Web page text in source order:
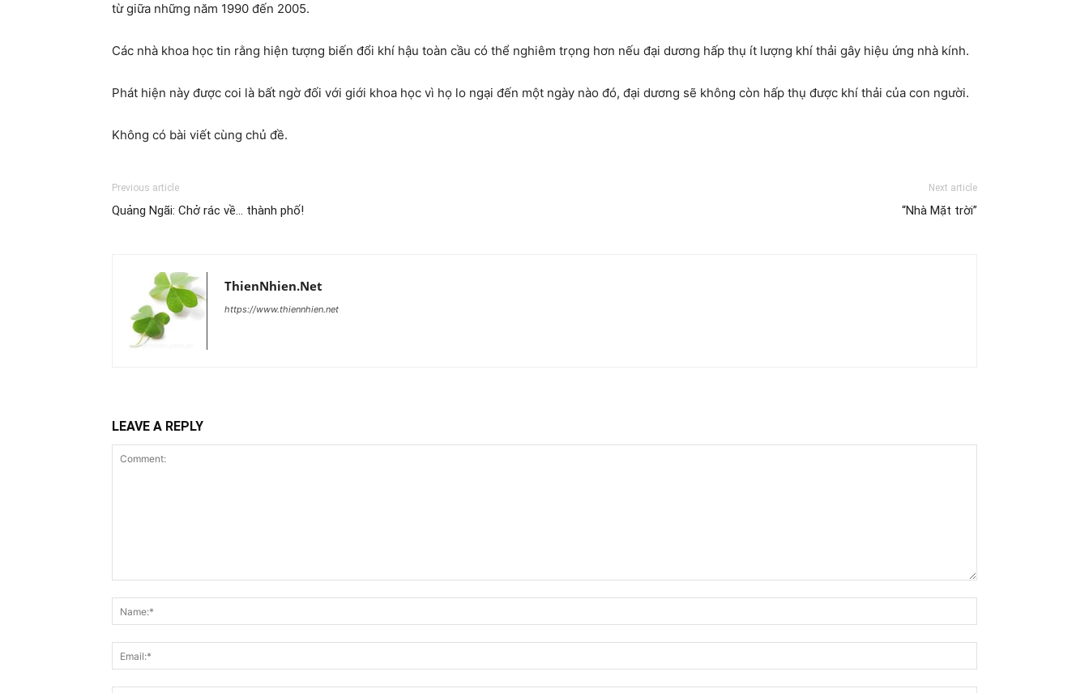
từ giữa những năm 1990 đến 2005.
Các nhà khoa học tin rằng hiện tượng biến đổi khí hậu toàn cầu có thể nghiêm trọng hơn nếu đại dương hấp thụ ít lượng khí thải gây hiệu ứng nhà kính.
Phát hiện này được coi là bất ngờ đối với giới khoa học vì họ lo ngại đến một ngày nào đó, đại dương sẽ không còn hấp thụ được khí thải của con người.
Không có bài viết cùng chủ đề.
Previous article
Quảng Ngãi: Chở rác về… thành phố!
Next article
“Nhà Mặt trời”
ThienNhien.Net
https://www.thiennhien.net
LEAVE A REPLY